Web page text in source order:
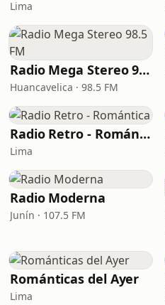
Lima
Radio Mega Stereo 98.5 FM
Huancavelica · 98.5 FM
Radio Retro - Romántica
Lima
Radio Moderna
Junín · 107.5 FM
Románticas del Ayer
Lima